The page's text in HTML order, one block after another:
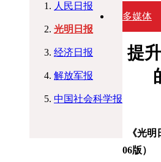
人民日报
光明日报
经济日报
解放军报
中国社会科学报
多媒体
提
《光
06版）